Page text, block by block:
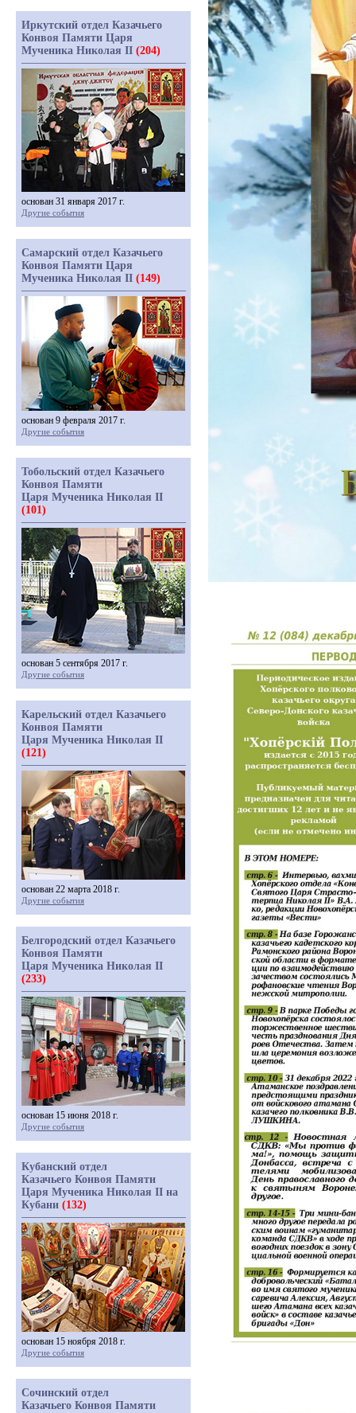
Иркутский отдел Казачьего
Конвоя Памяти Царя
Мученика Николая II (204)
основан 31 января 2017 г.
Другие события
Самарский отдел Казачьего
Конвоя Памяти Царя
Мученика Николая II (149)
основан 9 февраля 2017 г.
Другие события
Тобольский отдел Казачьего
Конвоя Памяти
Царя Мученика Николая II
(101)
основан 5 сентября 2017 г.
Другие события
Карельский отдел Казачьего
Конвоя Памяти
Царя Мученика Николая II
(121)
основан 22 марта 2018 г.
Другие события
Белгородский отдел Казачьего
Конвоя Памяти
Царя Мученика Николая II
(233)
основан 15 июня 2018 г.
Другие события
Кубанский отдел
Казачьего Конвоя Памяти
Царя Мученика Николая II на
Кубани (132)
основан 15 ноября 2018 г.
Другие события
Сочинский отдел
Казачьего Конвоя Памяти